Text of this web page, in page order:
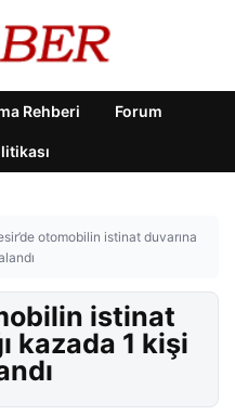
Rehberi Forum
otomobilin istinat duvarına
istinat
kazada 1 kişi